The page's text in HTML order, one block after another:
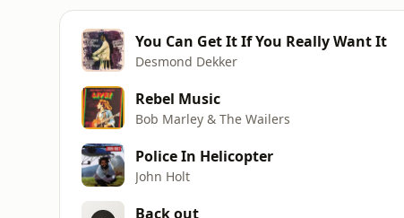
You Can Get It If You Really Want It
Desmond Dekker
Rebel Music
Bob Marley & The Wailers
Police In Helicopter
John Holt
Back out